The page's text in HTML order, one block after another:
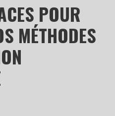
POUR
MÉTHODES